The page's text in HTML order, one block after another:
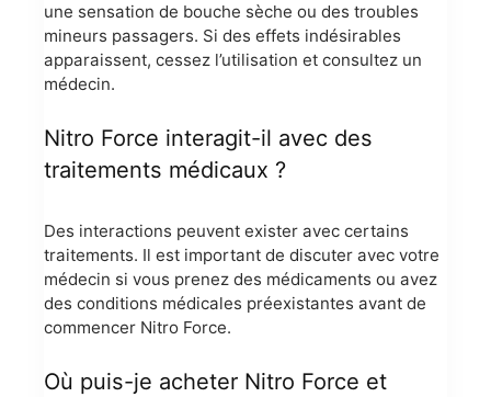
une sensation de bouche sèche ou des troubles
mineurs passagers. Si des effets indésirables
apparaissent, cessez l’utilisation et consultez un
médecin.
Nitro Force interagit-il avec des
traitements médicaux ?
Des interactions peuvent exister avec certains
traitements. Il est important de discuter avec votre
médecin si vous prenez des médicaments ou avez
des conditions médicales préexistantes avant de
commencer Nitro Force.
Où puis-je acheter Nitro Force et